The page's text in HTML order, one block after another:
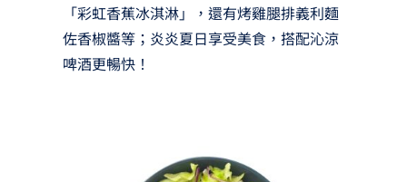
「彩虹香蕉冰淇淋」，還有烤雞腿排義利麵
佐香椒醬等；炎炎夏日享受美食，搭配沁涼
啤酒更暢快！